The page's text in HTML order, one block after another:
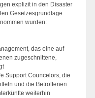
explizit in den Disaster
Gesetzesgrundlage
wurden:
das eine auf
zugeschnittene,
Support Councelors, die
und die Betroffenen
weiterhin